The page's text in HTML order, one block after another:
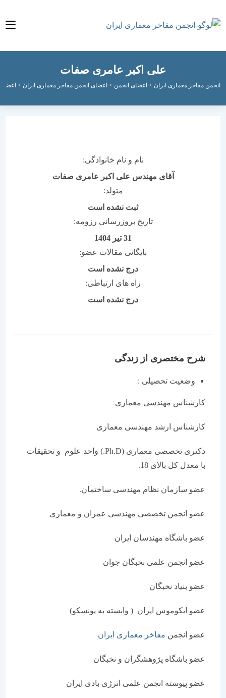
علی اکبر عامری صفات
مفاخر معماری ایران > اعضای انجمن>اعضای انجمن مفاخر معماری ایران > اعضای فعال
نام و نام خانوادگی:
آقای مهندس علی اکبر عامری صفات
ثبت نشده است
تاریخ بروزرسانی رزومه:
بایگانی مقالات عضو:
درج نشده است
راه های ارتباطی:
درج نشده است
شرح مختصری از زندگی
وضعیت تحصیلی :
کارشناس مهندسی معماری
کارشناس ارشد مهندسی معماری
دکتری تخصصی معماری (Ph.D.) واحد علوم و تحقیقات
با معدل کل بالای 18.
عضو سازمان نظام مهندسی ساختمان.
عضو انجمن تخصصی مهندسی عمران و معماری
عضو باشگاه مهندسان ایران
عضو انجمن علمی نخبگان جوان
عضو بنیاد نخبگان
عضو ایکوموس ایران ( وابسته به یونسکو)
عضو انجمن مفاخر معماری ایران
عضو باشگاه پژوهشگران و نخبگان
عضو پیوسته انجمن علمی انرژی بادی ایران